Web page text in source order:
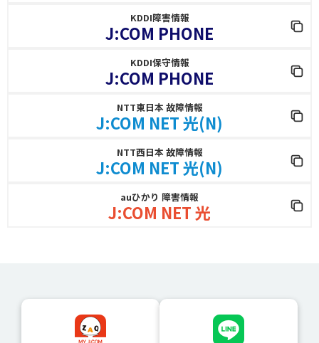
KDDI障害情報
J:COM PHONE
KDDI保守情報
J:COM PHONE
NTT東日本 故障情報
J:COM NET 光(N)
NTT西日本 故障情報
J:COM NET 光(N)
auひかり 障害情報
J:COM NET 光